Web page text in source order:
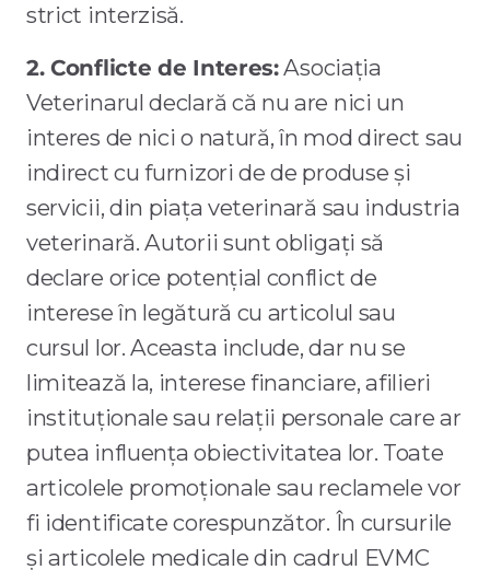
strict interzisă.
2. Conflicte de Interes:Asociația
Veterinarul declară că nu are nici un
interes de nici o natură, în mod direct sau
indirect cu furnizori de de produse și
servicii, din piața veterinară sau industria
veterinară. Autorii sunt obligați să
declare orice potențial conflict de
interese în legătură cu articolul sau
cursul lor. Aceasta include, dar nu se
limitează la, interese financiare, afilieri
instituționale sau relații personale care ar
putea influența obiectivitatea lor. Toate
articolele promoționale sau reclamele vor
fi identificate corespunzător. În cursurile
și articolele medicale din cadrul EVMC